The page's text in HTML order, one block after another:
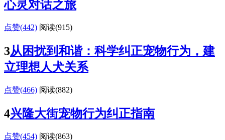
心灵对话之旅
点赞(442) 阅读(915)
3从困扰到和谐：科学纠正宠物行为，建
立理想人犬关系
点赞(466) 阅读(882)
4兴隆大街宠物行为纠正指南
点赞(454) 阅读(863)